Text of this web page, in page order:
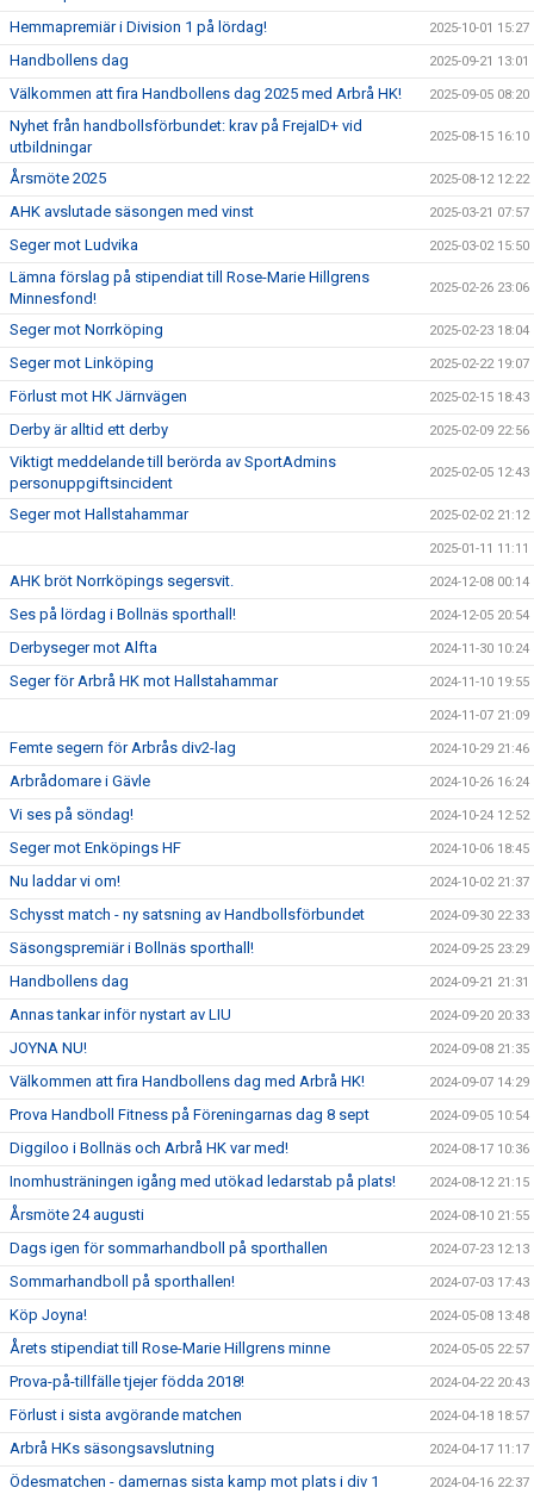
Hemmapremiär i Division 1 på lördag! 2025-10-01 15:27
Handbollens dag 2025-09-21 13:01
Välkommen att fira Handbollens dag 2025 med Arbrå HK! 2025-09-05 08:20
Nyhet från handbollsförbundet: krav på FrejaID+ vid
utbildningar
2025-08-15 16:10
Årsmöte 2025 2025-08-12 12:22
AHK avslutade säsongen med vinst 2025-03-21 07:57
Seger mot Ludvika 2025-03-02 15:50
Lämna förslag på stipendiat till Rose-Marie Hillgrens
Minnesfond!
2025-02-26 23:06
Seger mot Norrköping 2025-02-23 18:04
Seger mot Linköping 2025-02-22 19:07
Förlust mot HK Järnvägen 2025-02-15 18:43
Derby är alltid ett derby 2025-02-09 22:56
Viktigt meddelande till berörda av SportAdmins
personuppgiftsincident
2025-02-05 12:43
Seger mot Hallstahammar 2025-02-02 21:12
2025-01-11 11:11
AHK bröt Norrköpings segersvit. 2024-12-08 00:14
Ses på lördag i Bollnäs sporthall! 2024-12-05 20:54
Derbyseger mot Alfta 2024-11-30 10:24
Seger för Arbrå HK mot Hallstahammar 2024-11-10 19:55
2024-11-07 21:09
Femte segern för Arbrås div2-lag 2024-10-29 21:46
Arbrådomare i Gävle 2024-10-26 16:24
Vi ses på söndag! 2024-10-24 12:52
Seger mot Enköpings HF 2024-10-06 18:45
Nu laddar vi om! 2024-10-02 21:37
Schysst match - ny satsning av Handbollsförbundet 2024-09-30 22:33
Säsongspremiär i Bollnäs sporthall! 2024-09-25 23:29
Handbollens dag 2024-09-21 21:31
Annas tankar inför nystart av LIU 2024-09-20 20:33
JOYNA NU! 2024-09-08 21:35
Välkommen att fira Handbollens dag med Arbrå HK! 2024-09-07 14:29
Prova Handboll Fitness på Föreningarnas dag 8 sept 2024-09-05 10:54
Diggiloo i Bollnäs och Arbrå HK var med! 2024-08-17 10:36
Inomhusträningen igång med utökad ledarstab på plats! 2024-08-12 21:15
Årsmöte 24 augusti 2024-08-10 21:55
Dags igen för sommarhandboll på sporthallen 2024-07-23 12:13
Sommarhandboll på sporthallen! 2024-07-03 17:43
Köp Joyna! 2024-05-08 13:48
Årets stipendiat till Rose-Marie Hillgrens minne 2024-05-05 22:57
Prova-på-tillfälle tjejer födda 2018! 2024-04-22 20:43
Förlust i sista avgörande matchen 2024-04-18 18:57
Arbrå HKs säsongsavslutning 2024-04-17 11:17
Ödesmatchen - damernas sista kamp mot plats i div 1 2024-04-16 22:37